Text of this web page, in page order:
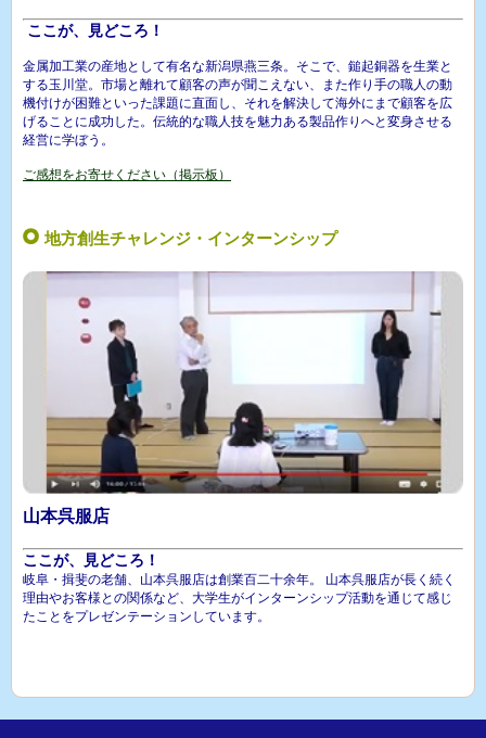
ここが、見どころ！
金属加工業の産地として有名な新潟県燕三条。そこで、鎚起銅器を生業と
する玉川堂。市場と離れて顧客の声が聞こえない、また作り手の職人の動
機付けが困難といった課題に直面し、それを解決して海外にまで顧客を広
げることに成功した。伝統的な職人技を魅力ある製品作りへと変身させる
経営に学ぼう。
ご感想をお寄せください（掲示板）
地方創生チャレンジ・インターンシップ
山本呉服店
ここが、見どころ！
岐阜・揖斐の老舗、山本呉服店は創業百二十余年。 山本呉服店が長く続く
理由やお客様との関係など、大学生がインターンシップ活動を通じて感じ
たことをプレゼンテーションしています。